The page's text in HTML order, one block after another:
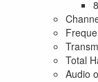
Total
Audio